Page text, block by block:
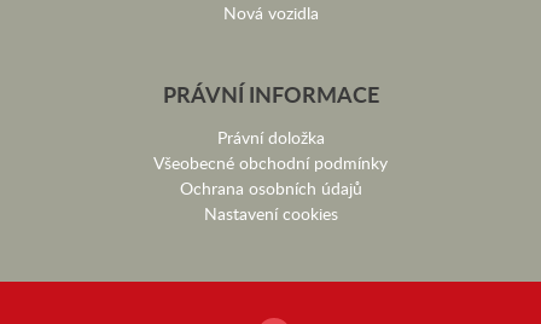
Nová vozidla
PRÁVNÍ INFORMACE
Právní doložka
Všeobecné obchodní podmínky
Ochrana osobních údajů
Nastavení cookies